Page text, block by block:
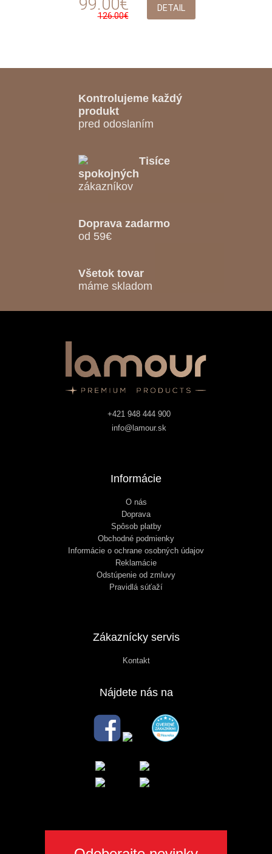
126.00€
DETAIL
Kontrolujeme každý
produkt
pred odoslaním
Tisíce
spokojných
zákazníkov
Doprava zadarmo
od 59€
Všetok tovar
máme skladom
+421 948 444 900
info@lamour.sk
Informácie
O nás
Doprava
Spôsob platby
Obchodné podmienky
Informácie o ochrane osobných údajov
Reklamácie
Odstúpenie od zmluvy
Pravidlá súťaží
Zákaznícky servis
Kontakt
Nájdete nás na